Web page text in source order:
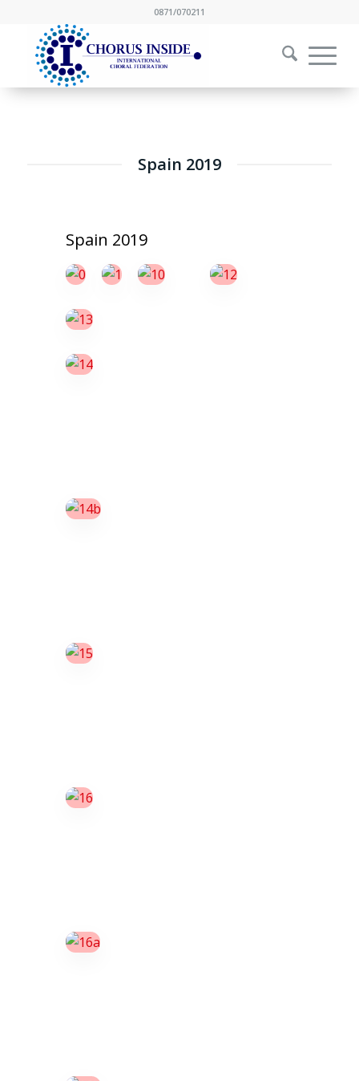
0871/070211
Spain 2019
Spain 2019